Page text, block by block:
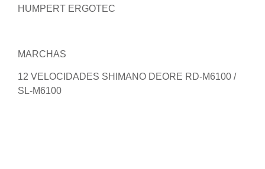
HUMPERT ERGOTEC
MARCHAS
12 VELOCIDADES SHIMANO DEORE RD-M6100 /
SL-M6100